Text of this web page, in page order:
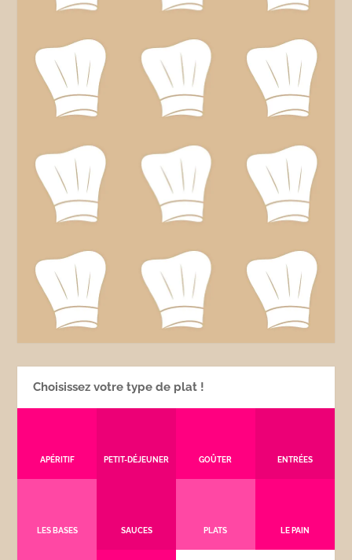
Choisissez votre type de plat !
APÉRITIF PETIT-DÉJEUNER GOÛTER ENTRÉES
LES BASES SAUCES PLATS LE PAIN